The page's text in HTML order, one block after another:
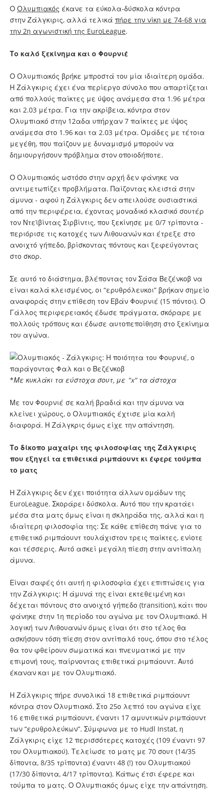
Ο Ολυμπιακός έκανε τα εύκολα-δύσκολα κόντρα
στην Ζάλγκιρις, αλλά τελικά πήρε την νίκη με 74-68 για
την 2η αγωνιστική της EuroLeague.
Το καλό ξεκίνημα και ο Φουρνιέ
Ο Ολυμπιακός βρήκε μπροστά του μία ιδιαίτερη ομάδα.
Η Ζάλγκιρις έχει ένα περίεργο σύνολο που απαρτίζεται
από πολλούς παίκτες με ύψος ανάμεσα στα 1.96 μέτρα
και 2.03 μέτρα. Για την ακρίβεια, κόντρα στον
Ολυμπιακό στην 12αδα υπήρχαν 7 παίκτες με ύψος
ανάμεσα στο 1.96 και τα 2.03 μέτρα. Ομάδες με τέτοια
μεγέθη, που παίζουν με δυναμισμό μπορούν να
δημιουργήσουν πρόβλημα στον οποιοδήποτε.
Ο Ολυμπιακός ωστόσο στην αρχή δεν φάνηκε να
αντιμετωπίζει προβλήματα. Παίζοντας κλειστά στην
άμυνα - αφού η Ζάλγκιρις δεν απειλούσε ουσιαστικά
από την περιφέρεια, έχοντας μοναδικό κλασικό σουτέρ
τον Ντεϊβίντας Σιρβίντις, που ξεκίνησε με 0/7 τρίποντα -
περιόρισε τις κατοχές των Λιθουανών και έτρεξε στο
ανοιχτό γήπεδο, βρίσκοντας πόντους και ξεφεύγοντας
στο σκορ.
Σε αυτό το διάστημα, βλέποντας τον Σάσα Βεζένκοβ να
είναι καλά κλεισμένος, οι “ερυθρόλευκοι” βρήκαν σημείο
αναφοράς στην επίθεση τον Εβάν Φουρνιέ (15 πόντοι). Ο
Γάλλος περιφερειακός έδωσε πράγματα, σκόραρε με
πολλούς τρόπους και έδωσε αυτοπεποίθηση στο ξεκίνημα
του αγώνα.
*Με κυκλάκι τα εύστοχα σουτ, με "x" τα άστοχα
Με τον Φουρνιέ σε καλή βραδιά και την άμυνα να
κλείνει χώρους, ο Ολυμπιακός έχτισε μία καλή
διαφορά. Η Ζάλγκρις όμως είχε την απάντηση.
Το δίκοπο μαχαίρι της φιλοσοφίας της Ζάλγκιρις
που εξηγεί τα επιθετικά ριμπάουντ κι έφερε τούμπα
το ματς
Η Ζάλγκιρις δεν έχει ποιότητα άλλων ομάδων της
EuroLeague. Σκοράρει δύσκολα. Αυτό που την κρατάει
μέσα στα ματς όμως είναι η σκληράδα της, αλλά και η
ιδιαίτερη φιλοσοφία της: Σε κάθε επίθεση πάνε για το
επιθετικό ριμπάουντ τουλάχιστον τρεις παίκτες, ενίοτε
και τέσσερις. Αυτό ασκεί μεγάλη πίεση στην αντίπαλη
άμυνα.
Είναι σαφές ότι αυτή η φιλοσοφία έχει επιπτώσεις για
την Ζάλγκιρις: Η άμυνά της είναι εκτεθειμένη και
δέχεται πόντους στο ανοιχτό γήπεδο (transition), κάτι που
φάνηκε στην 1η περίοδο του αγώνα με τον Ολυμπιακό. Η
λογική των Λιθουανών όμως είναι ότι στο τέλος θα
ασκήσουν τόση πίεση στον αντίπαλό τους, όπου στο τέλος
θα τον φθείρουν σωματικά και πνευματικά με την
επιμονή τους, παίρνοντας επιθετικά ριμπάουντ. Αυτό
έκαναν και με τον Ολυμπιακό.
Η Ζάλγκιρις πήρε συνολικά 18 επιθετικά ριμπάουντ
κόντρα στον Ολυμπιακό. Στο 25ο λεπτό του αγώνα είχε
16 επιθετικά ριμπάουντ, έναντι 17 αμυντικών ριμπάουντ
των “ερυθρολεύκων”. Σύμφωνα με το Hudl Instat, η
Ζάλγκιρις είχε 12 περισσότερες κατοχές (109 έναντι 97
του Ολυμπιακού). Τελείωσε το ματς με 70 σουτ (14/35
δίποντα, 8/35 τρίποντα) έναντι 48 (!) του Ολυμπιακού
(17/30 δίποντα, 4/17 τρίποντα). Κάπως έτσι έφερε και
τούμπα το ματς. Ο Ολυμπιακός όμως είχε την απάντηση.